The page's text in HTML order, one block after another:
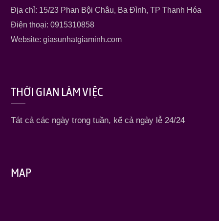
Địa chỉ: 15/23 Phan Bội Châu, Ba Đình, TP Thanh Hóa
Điện thoại: 0915310858
Website: giasunhatgiaminh.com
THỜI GIAN LÀM VIỆC
Tát cả các ngày trong tuần, kể cả ngày lễ 24/24
MAP